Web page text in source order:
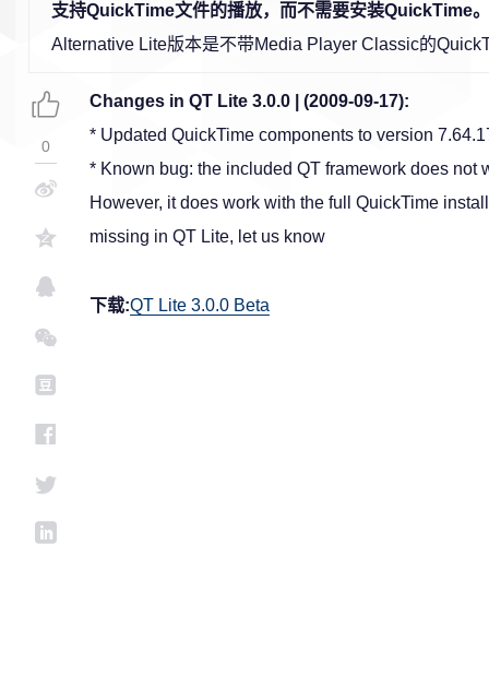
支持QuickTime文件的播放，而不需要安装QuickTime。
Alternative Lite版本是不带Media Player Classic的
Changes in QT Lite 3.0.0 | (2009-09-17):
* Updated QuickTime components to version
* Known bug: the included QT framework does not
However, it does work with the full QuickTime
missing in QT Lite, let us know
下载:QT Lite 3.0.0 Beta
0